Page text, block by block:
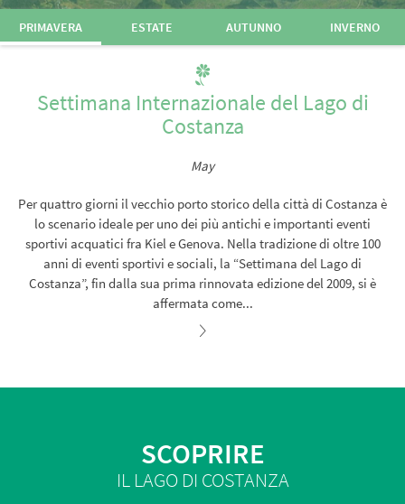
PRIMAVERA ESTATE AUTUNNO INVERNO
Settimana Internazionale del Lago di
Costanza
May
Per quattro giorni il vecchio porto storico della città di Costanza è
lo scenario ideale per uno dei più antichi e importanti eventi
sportivi acquatici fra Kiel e Genova. Nella tradizione di oltre 100
anni di eventi sportivi e sociali, la “Settimana del Lago di
Costanza”, fin dalla sua prima rinnovata edizione del 2009, si è
affermata come...
SCOPRIRE
IL LAGO DI COSTANZA